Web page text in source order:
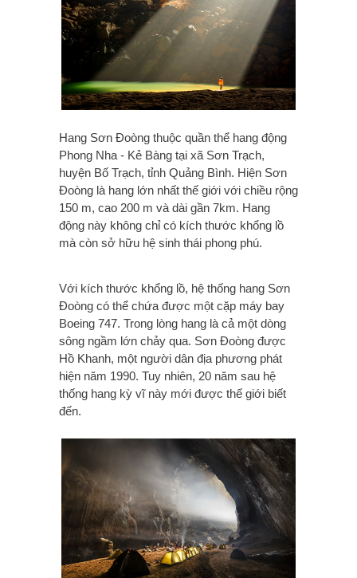
Hang Sơn Đoòng thuộc quần thể hang động
Phong Nha - Kẻ Bàng tại xã Sơn Trạch,
huyện Bố Trạch, tỉnh Quảng Bình. Hiện Sơn
Đoòng là hang lớn nhất thế giới với chiều rộng
150 m, cao 200 m và dài gần 7km. Hang
động này không chỉ có kích thước khổng lồ
mà còn sở hữu hệ sinh thái phong phú.
Với kích thước khổng lồ, hệ thống hang Sơn
Đoòng có thể chứa được một cặp máy bay
Boeing 747. Trong lòng hang là cả một dòng
sông ngầm lớn chảy qua. Sơn Đoòng được
Hồ Khanh, một người dân địa phương phát
hiện năm 1990. Tuy nhiên, 20 năm sau hệ
thống hang kỳ vĩ này mới được thế giới biết
đến.